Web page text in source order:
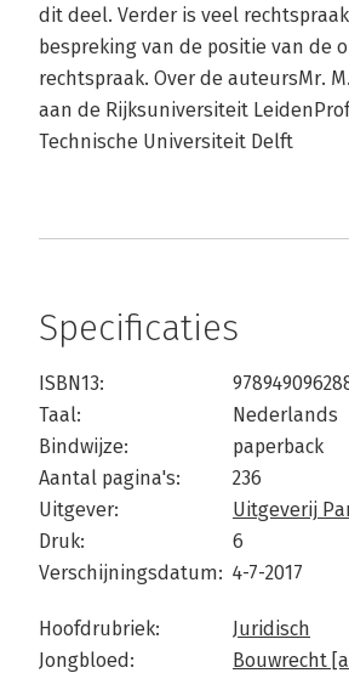
dit deel. Verder is veel
bespreking van de positie van de
rechtspraak. Over de auteursMr.
aan de Rijksuniversiteit
Technische Universiteit Delft
Specificaties
ISBN13:
Taal:
Nederlands
Bindwijze:
paperback
Aantal pagina's:
236
Uitgever:
Uitgeverij
Druk:
6
Verschijningsdatum: 4-7-2017
Hoofdrubriek:
Juridisch
Jongbloed:
Bouwrecht